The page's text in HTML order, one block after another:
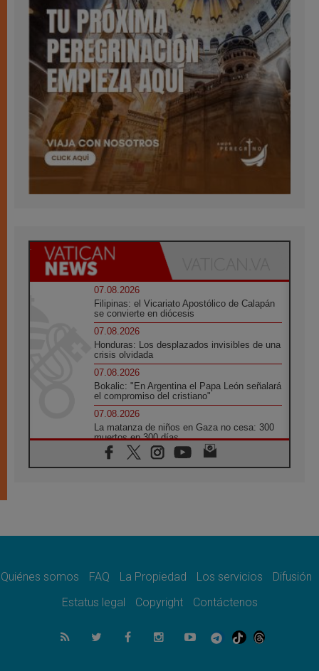
07.08.2026
Filipinas: el Vicariato Apostólico de Calapán
se convierte en diócesis
07.08.2026
Honduras: Los desplazados invisibles de una
crisis olvidada
07.08.2026
Bokalic: "En Argentina el Papa León señalará
el compromiso del cristiano"
07.08.2026
La matanza de niños en Gaza no cesa: 300
muertos en 300 días
07.08.2026
Tagle: La guerra desfigura el mundo, solo la
como misión al servicio del Evangelio
SIGNIS 2026, dar voz a las religiosas en el
07.08.2026
Lanzan un proyecto de empoderamiento
Quiénes somos FAQ La Propiedad Los servicios
Difusión
Estatus legal
Copyright Contáctenos